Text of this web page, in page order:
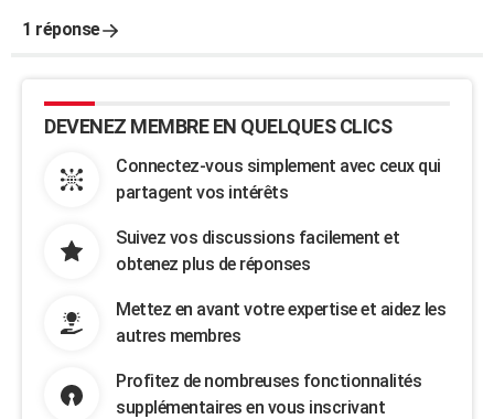
1 réponse
DEVENEZ MEMBRE EN QUELQUES CLICS
Connectez-vous simplement avec ceux qui
partagent vos intérêts
Suivez vos discussions facilement et
obtenez plus de réponses
Mettez en avant votre expertise et aidez les
autres membres
Profitez de nombreuses fonctionnalités
supplémentaires en vous inscrivant